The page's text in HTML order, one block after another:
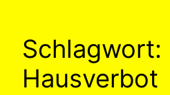
Schlagwort:
Hausverbot